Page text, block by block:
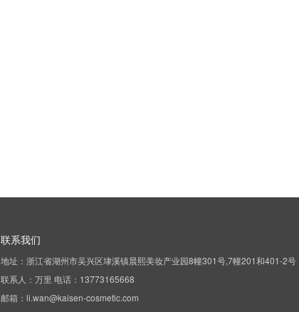
联系我们
地址：浙江省湖州市吴兴区埭溪镇晨熙美妆产业园8幢301号,7幢201和401-2号
联系人：万里 电话：13773165668
邮箱：li.wan@kaisen-cosmetic.com